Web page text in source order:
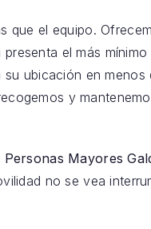
que el equipo.
presenta el más
ubicación en
y
Personas Mayores
no se vea